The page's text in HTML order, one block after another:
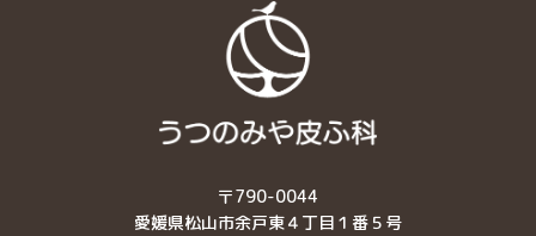
〒790-0044
愛媛県松山市余戸東４丁目１番５号